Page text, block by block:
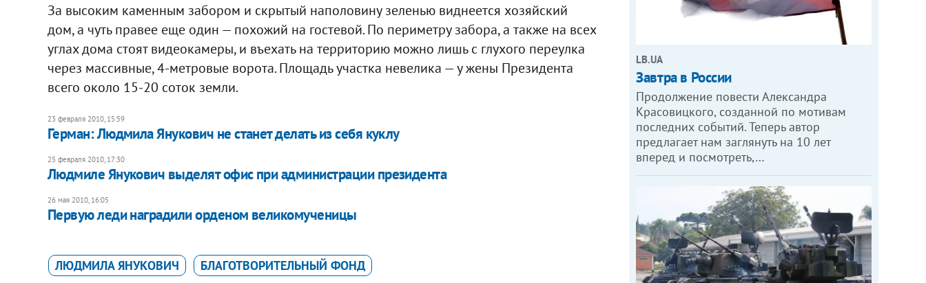
За высоким каменным забором и скрытый наполовину зеленью виднеется хозяйский
дом, а чуть правее еще один — похожий на гостевой. По периметру забора, а также на всех
углах дома стоят видео­камеры, и въехать на территорию можно лишь с глухого переулка
через массивные, 4-метровые ворота. Площадь участка невелика — у жены Президента
всего около 15-20 соток земли.
23 февраля 2010, 15:59
Герман: Людмила Янукович не станет делать из себя куклу
25 февраля 2010, 17:30
Людмиле Янукович выделят офис при администрации президента
26 мая 2010, 16:05
Первую леди наградили орденом великомученицы
ЛЮДМИЛА ЯНУКОВИЧ БЛАГОТВОРИТЕЛЬНЫЙ ФОНД
LB.UA
Завтра в России
Продолжение повести Александра
Красовицкого, созданной по мотивам
последних событий. Теперь автор
предлагает нам заглянуть на 10 лет
вперед и посмотреть,…